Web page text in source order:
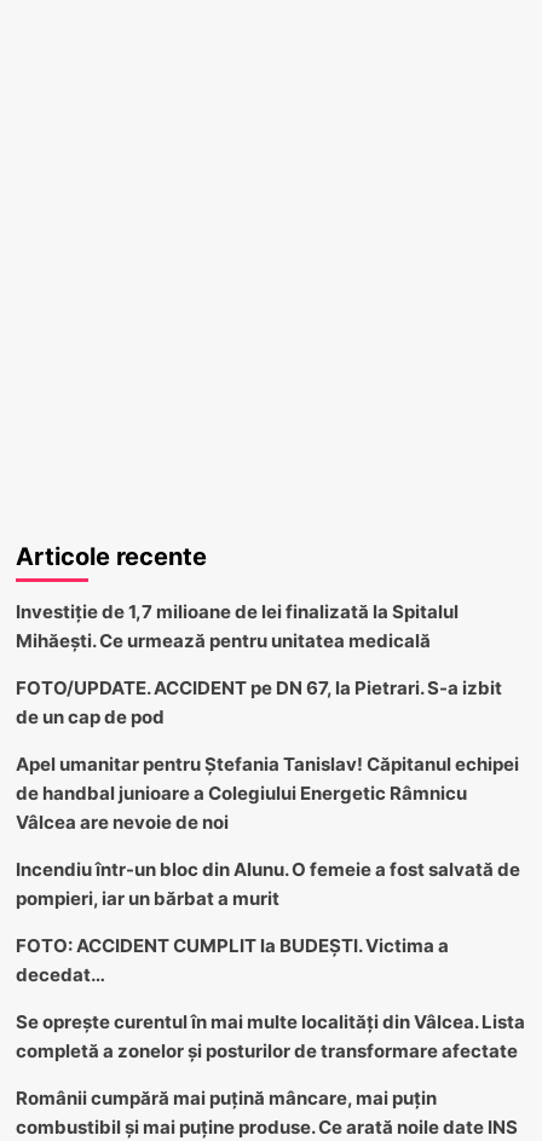
Articole recente
Investiție de 1,7 milioane de lei finalizată la Spitalul
Mihăești. Ce urmează pentru unitatea medicală
FOTO/UPDATE. ACCIDENT pe DN 67, la Pietrari. S-a izbit
de un cap de pod
Apel umanitar pentru Ștefania Tanislav! Căpitanul echipei
de handbal junioare a Colegiului Energetic Râmnicu
Vâlcea are nevoie de noi
Incendiu într-un bloc din Alunu. O femeie a fost salvată de
pompieri, iar un bărbat a murit
FOTO: ACCIDENT CUMPLIT la BUDEȘTI. Victima a
decedat…
Se oprește curentul în mai multe localități din Vâlcea. Lista
completă a zonelor și posturilor de transformare afectate
Românii cumpără mai puțină mâncare, mai puțin
combustibil și mai puține produse. Ce arată noile date INS